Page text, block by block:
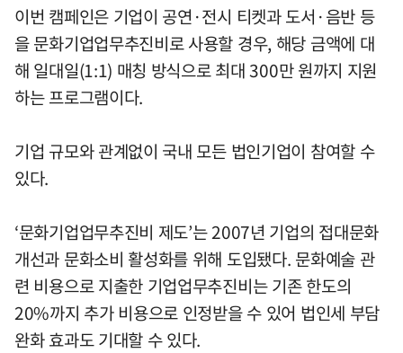
이번 캠페인은 기업이 공연·전시 티켓과 도서·음반 등
을 문화기업업무추진비로 사용할 경우, 해당 금액에 대
해 일대일(1:1) 매칭 방식으로 최대 300만 원까지 지원
하는 프로그램이다.
기업 규모와 관계없이 국내 모든 법인기업이 참여할 수
있다.
‘문화기업업무추진비 제도’는 2007년 기업의 접대문화
개선과 문화소비 활성화를 위해 도입됐다. 문화예술 관
련 비용으로 지출한 기업업무추진비는 기존 한도의
20%까지 추가 비용으로 인정받을 수 있어 법인세 부담
완화 효과도 기대할 수 있다.